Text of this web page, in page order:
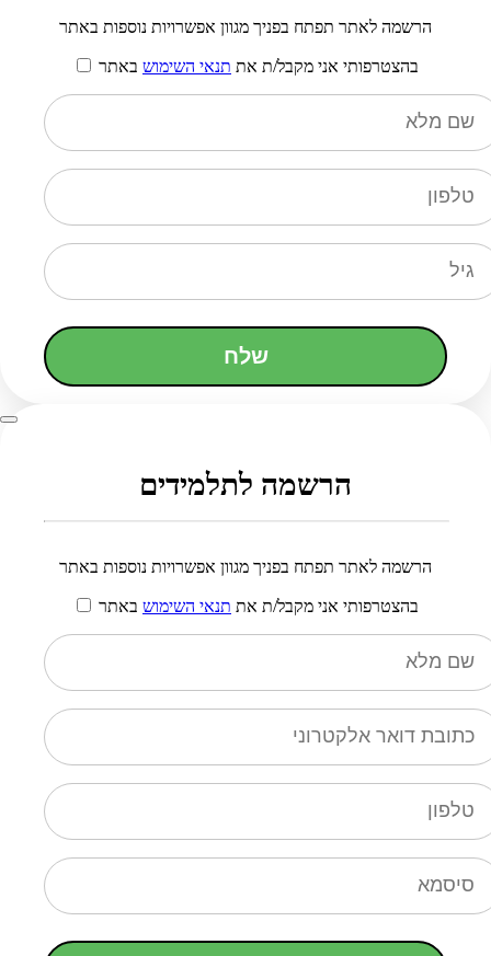
הרשמה לאתר תפתח בפניך מגוון אפשרויות נוספות באתר
בהצטרפותי אני מקבל/ת את תנאי השימוש באתר
שלח
הרשמה לתלמידים
הרשמה לאתר תפתח בפניך מגוון אפשרויות נוספות באתר
בהצטרפותי אני מקבל/ת את תנאי השימוש באתר